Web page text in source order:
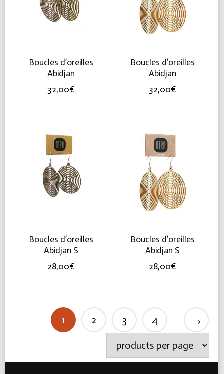
Boucles d’oreilles
Abidjan
32,00€
Boucles d’oreilles
Abidjan
32,00€
Boucles d’oreilles
Abidjan S
28,00€
Boucles d’oreilles
Abidjan S
28,00€
1 2 3 4 →